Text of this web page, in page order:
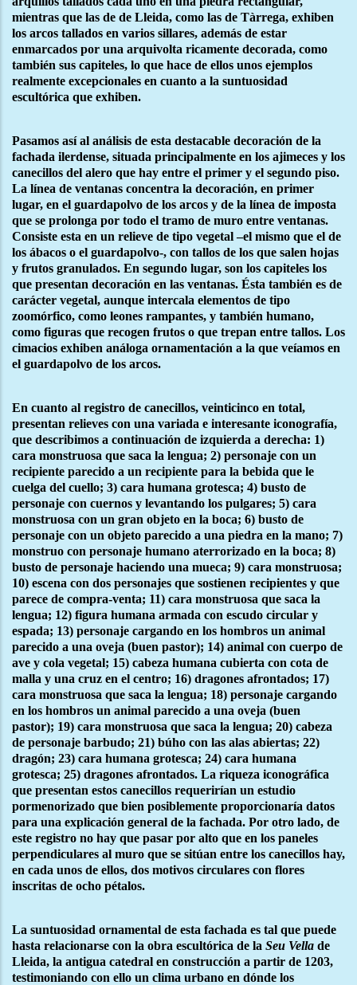
mientras que las de de Lleida, como las de Tàrrega, exhiben
los arcos tallados en varios sillares, además de estar
enmarcados por una arquivolta ricamente decorada, como
también sus capiteles, lo que hace de ellos unos ejemplos
realmente excepcionales en cuanto a la suntuosidad
escultórica que exhiben.
Pasamos así al análisis de esta destacable decoración de la
fachada ilerdense, situada principalmente en los ajimeces y los
canecillos del alero que hay entre el primer y el segundo piso.
La línea de ventanas concentra la decoración, en primer
lugar, en el guardapolvo de los arcos y de la línea de imposta
que se prolonga por todo el tramo de muro entre ventanas.
Consiste esta en un relieve de tipo vegetal –el mismo que el de
los ábacos o el guardapolvo-, con tallos de los que salen hojas
y frutos granulados. En segundo lugar, son los capiteles los
que presentan decoración en las ventanas. Ésta también es de
carácter vegetal, aunque intercala elementos de tipo
zoomórfico, como leones rampantes, y también humano,
como figuras que recogen frutos o que trepan entre tallos. Los
cimacios exhiben análoga ornamentación a la que veíamos en
el guardapolvo de los arcos.
En cuanto al registro de canecillos, veinticinco en total,
presentan relieves con una variada e interesante iconografía,
que describimos a continuación de izquierda a derecha: 1)
cara monstruosa que saca la lengua; 2) personaje con un
recipiente parecido a un recipiente para la bebida que le
cuelga del cuello; 3) cara humana grotesca; 4) busto de
personaje con cuernos y levantando los pulgares; 5) cara
monstruosa con un gran objeto en la boca; 6) busto de
personaje con un objeto parecido a una piedra en la mano; 7)
monstruo con personaje humano aterrorizado en la boca; 8)
busto de personaje haciendo una mueca; 9) cara monstruosa;
10) escena con dos personajes que sostienen recipientes y que
parece de compra-venta; 11) cara monstruosa que saca la
lengua; 12) figura humana armada con escudo circular y
espada; 13) personaje cargando en los hombros un animal
parecido a una oveja (buen pastor); 14) animal con cuerpo de
ave y cola vegetal; 15) cabeza humana cubierta con cota de
malla y una cruz en el centro; 16) dragones afrontados; 17)
cara monstruosa que saca la lengua; 18) personaje cargando
en los hombros un animal parecido a una oveja (buen
pastor); 19) cara monstruosa que saca la lengua; 20) cabeza
de personaje barbudo; 21) búho con las alas abiertas; 22)
dragón; 23) cara humana grotesca; 24) cara humana
grotesca; 25) dragones afrontados. La riqueza iconográfica
que presentan estos canecillos requerirían un estudio
pormenorizado que bien posiblemente proporcionaría datos
para una explicación general de la fachada. Por otro lado, de
este registro no hay que pasar por alto que en los paneles
perpendiculares al muro que se sitúan entre los canecillos hay,
en cada unos de ellos, dos motivos circulares con flores
inscritas de ocho pétalos.
La suntuosidad ornamental de esta fachada es tal que puede
hasta relacionarse con la obra escultórica de la Seu Vella de
Lleida, la antigua catedral en construcción a partir de 1203,
testimoniando con ello un clima urbano en dónde los